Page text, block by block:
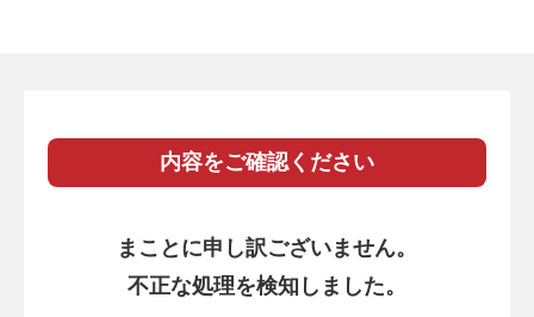
内容をご確認ください
まことに申し訳ございません。
不正な処理を検知しました。